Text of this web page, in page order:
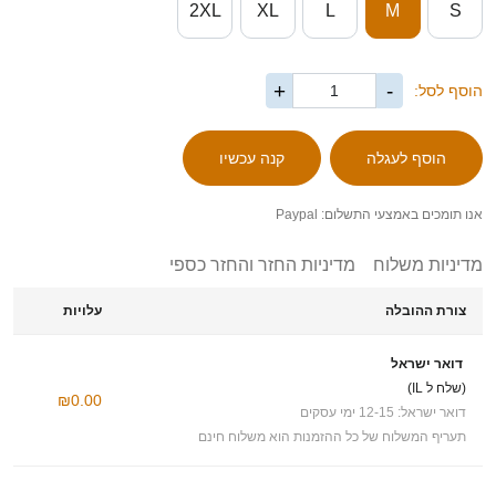
S
M
L
XL
2XL
הוסף לסל: -
+
אנו תומכים באמצעי התשלום: Paypal
מדיניות משלוח מדיניות החזר והחזר כספי
צורת ההובלה עלויות
דואר ישראל
(שלח ל IL)
דואר ישראל: 12-15 ימי עסקים
תעריף המשלוח של כל ההזמנות הוא משלוח חינם
₪0.00